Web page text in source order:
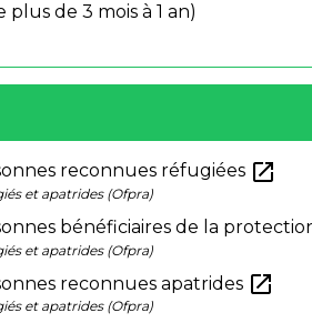
de 3 mois à 1 an)
reconnues réfugiées open_in_new
et apatrides (Ofpra)
bénéficiaires de la
et apatrides (Ofpra)
reconnues apatrides open_in_new
et apatrides (Ofpra)